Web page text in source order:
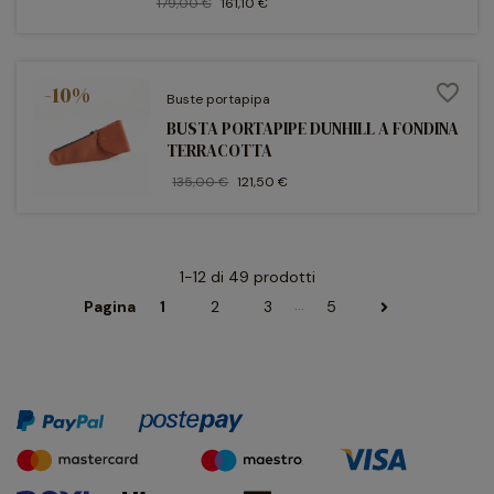
179,00 € 161,10 €
-10% Buste portapipa
BUSTA PORTAPIPE DUNHILL A FONDINA
TERRACOTTA
135,00 € 121,50 €
favorite_border
1-12 di 49 prodotti
Pagina
1 2 3 5